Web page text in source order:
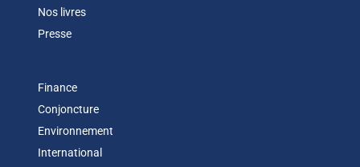
Nos livres
Presse
Finance
Conjoncture
Environnement
International